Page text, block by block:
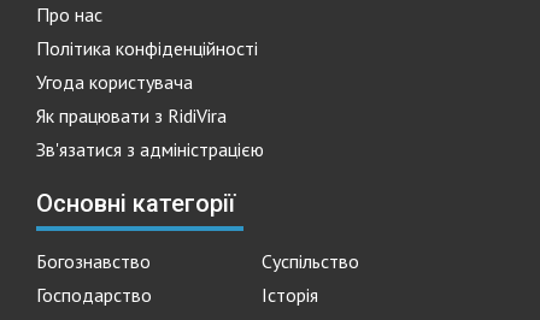
Про нас
Політика конфіденційності
Угода користувача
Як працювати з RidiVira
Зв'язатися з адміністрацією
Основні категорії
Богознавство
Суспільство
Господарство
Історія